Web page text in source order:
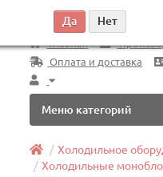
Везде
Главная
Оплата и доставка
Меню категорий
Холодильное
Холодильные